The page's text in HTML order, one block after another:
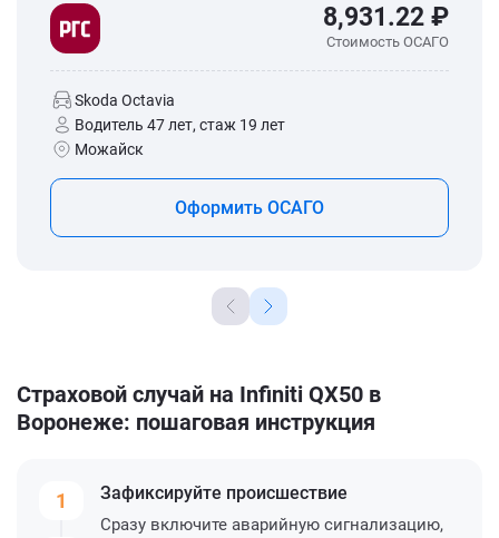
8,931.22 ₽
Стоимость ОСАГО
Skoda Octavia
Водитель 47 лет, стаж 19 лет
Можайск
Оформить ОСАГО
Страховой случай на Infiniti QX50 в
Воронеже: пошаговая инструкция
1 Зафиксируйте происшествие
Сразу включите аварийную сигнализацию,